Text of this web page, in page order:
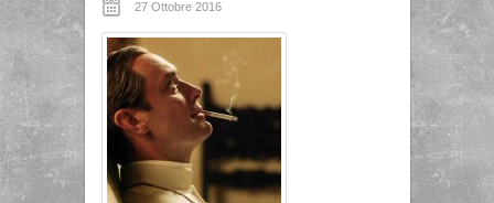
27 Ottobre 2016